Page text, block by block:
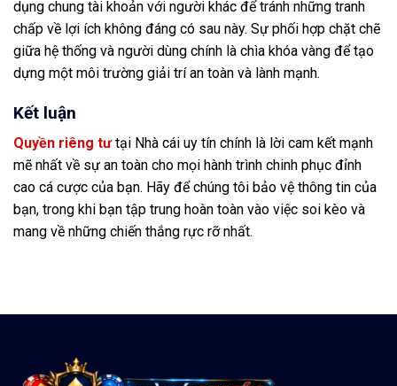
dụng chung tài khoản với người khác để tránh những tranh
chấp về lợi ích không đáng có sau này. Sự phối hợp chặt chẽ
giữa hệ thống và người dùng chính là chìa khóa vàng để tạo
dựng một môi trường giải trí an toàn và lành mạnh.
Kết luận
Quyền riêng tưtại Nhà cái uy tín chính là lời cam kết mạnh
mẽ nhất về sự an toàn cho mọi hành trình chinh phục đỉnh
cao cá cược của bạn. Hãy để chúng tôi bảo vệ thông tin của
bạn, trong khi bạn tập trung hoàn toàn vào việc soi kèo và
mang về những chiến thắng rực rỡ nhất.